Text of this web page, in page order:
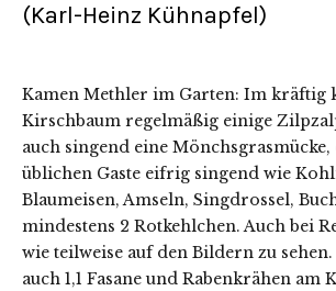
(Karl-Heinz Kühnapfel)
Kamen Methler im Garten: Im kräftig
Kirschbaum regelmäßig einige
auch singend eine
üblichen Gaste eifrig singend wie
Blaumeisen, Amseln, Singdrossel,
mindestens 2 Rotkehlchen. Auch bei
wie teilweise auf den Bildern zu
auch 1,1 Fasane und Rabenkrähen am